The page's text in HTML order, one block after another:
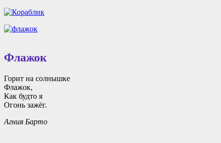
Флажок
Горит на солнышке
Флажок,
Как будто я
Огонь зажёг.
Агния Барто